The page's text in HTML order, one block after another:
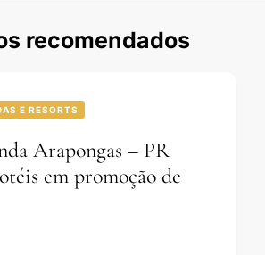
recomendados
E RESORTS
Arapongas – PR
em promoção de